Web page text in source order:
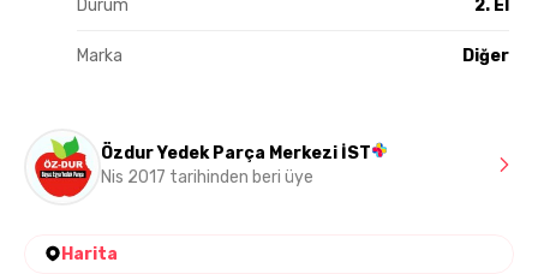
Durum 2. El
Marka Diğer
Özdur Yedek Parça Merkezi İST
Nis 2017 tarihinden beri üye
Harita